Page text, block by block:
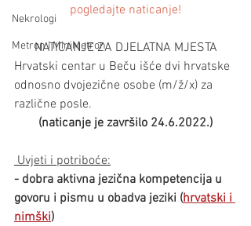
Nekrologi
Metron i MiniMetron
pogledajte naticanje!
NATICANJE ZA DJELATNA MJESTA
Hrvatski centar u Beču išće dvi hrvatske
odnosno dvojezične osobe (m/ž/x) za
različne posle.
(naticanje je završilo 24.6.2022.)
Uvjeti i potriboće:
- dobra aktivna jezična kompetencija u
govoru i pismu u obadva jeziki (hrvatski i
nimški)